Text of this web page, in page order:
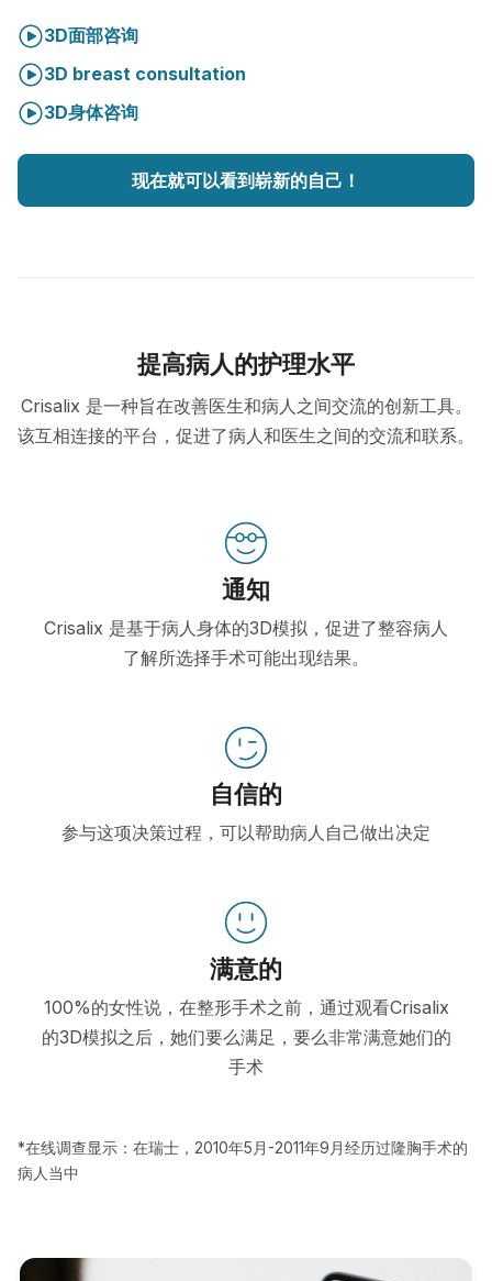
3D面部咨询
3D breast consultation
3D身体咨询
现在就可以看到崭新的自己！
提高病人的护理水平
Crisalix 是一种旨在改善医生和病人之间交流的创新工具。
该互相连接的平台，促进了病人和医生之间的交流和联系。
通知
Crisalix 是基于病人身体的3D模拟，促进了整容病人
了解所选择手术可能出现结果。
自信的
参与这项决策过程，可以帮助病人自己做出决定
满意的
100%的女性说，在整形手术之前，通过观看Crisalix
的3D模拟之后，她们要么满足，要么非常满意她们的
手术
*在线调查显示：在瑞士，2010年5月-2011年9月经历过隆胸手术的
病人当中